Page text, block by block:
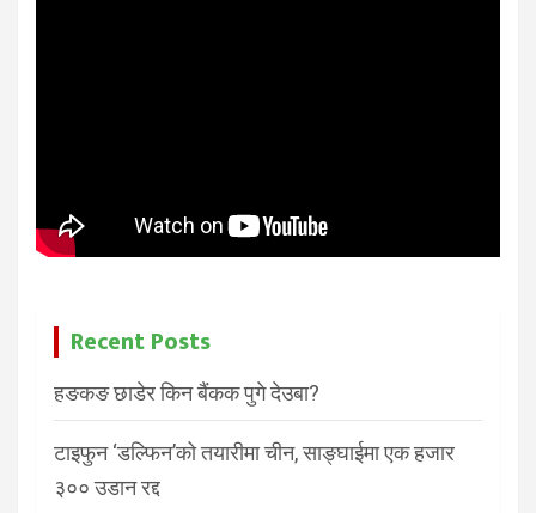
Recent Posts
हङकङ छाडेर किन बैंकक पुगे देउबा?
टाइफुन ‘डल्फिन’को तयारीमा चीन, साङ्घाईमा एक हजार
३०० उडान रद्द